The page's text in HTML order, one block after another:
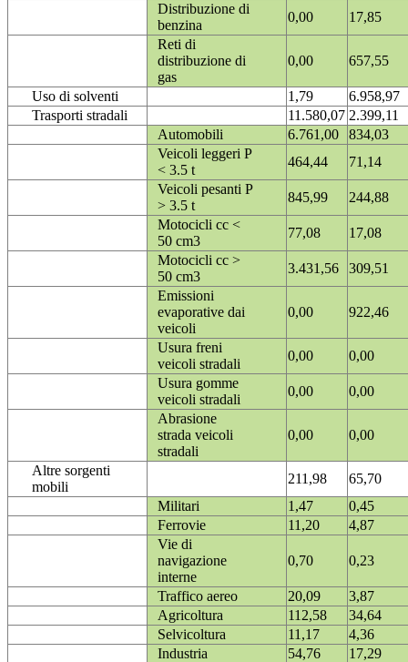
Distribuzione di
benzina
0,00
17,85
Reti di
distribuzione di
gas
0,00 657,55
Uso di solventi 1,79
6.958,97
Trasporti stradali
11.580,07 2.399,11
Automobili
6.761,00
834,03
Veicoli leggeri P
< 3.5 t
464,44
71,14
Veicoli pesanti P
> 3.5 t
845,99
244,88
Motocicli cc <
50 cm3
77,08
17,08
Motocicli cc >
50 cm3
3.431,56
309,51
Emissioni
evaporative dai
veicoli
0,00 922,46
Usura freni
veicoli stradali
0,00
0,00
Usura gomme
veicoli stradali
0,00
0,00
Abrasione
strada veicoli
stradali
0,00 0,00
Altre sorgenti
mobili
211,98
65,70
Militari
1,47
0,45
Ferrovie
11,20
4,87
Vie di
navigazione
interne
0,70 0,23
Traffico aereo 20,09
3,87
Agricoltura
112,58
34,64
Selvicoltura
11,17
4,36
Industria
54,76 17,29